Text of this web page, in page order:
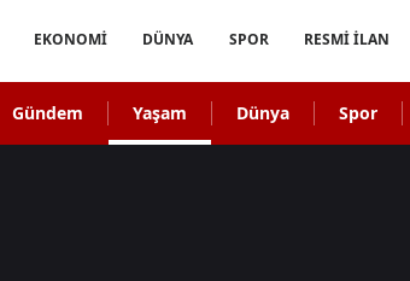
EKONOMİ DÜNYA SPOR RESMİ İLAN
Gündem Yaşam Dünya Spor